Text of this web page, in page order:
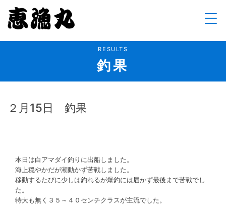
Skip
to
content
RESULTS
釣果
２月15日 釣果
本日は白アマダイ釣りに出船しました。
海上穏やかだが潮動かず苦戦しました。
移動するたびに少しは釣れるが爆釣には届かず最後まで苦戦でし
た。
特大も無く３５～４０センチクラスが主流でした。